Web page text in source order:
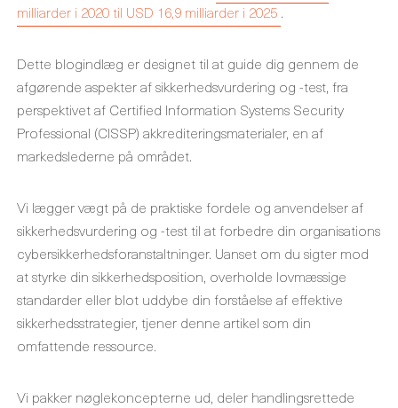
milliarder i 2020 til USD 16,9 milliarder i 2025 .
Dette blogindlæg er designet til at guide dig gennem de
afgørende aspekter af sikkerhedsvurdering og -test, fra
perspektivet af Certified Information Systems Security
Professional (CISSP) akkrediteringsmaterialer, en af ​​
markedslederne på området.
Vi lægger vægt på de praktiske fordele og anvendelser af
sikkerhedsvurdering og -test til at forbedre din organisations
cybersikkerhedsforanstaltninger. Uanset om du sigter mod
at styrke din sikkerhedsposition, overholde lovmæssige
standarder eller blot uddybe din forståelse af effektive
sikkerhedsstrategier, tjener denne artikel som din
omfattende ressource.
Vi pakker nøglekoncepterne ud, deler handlingsrettede